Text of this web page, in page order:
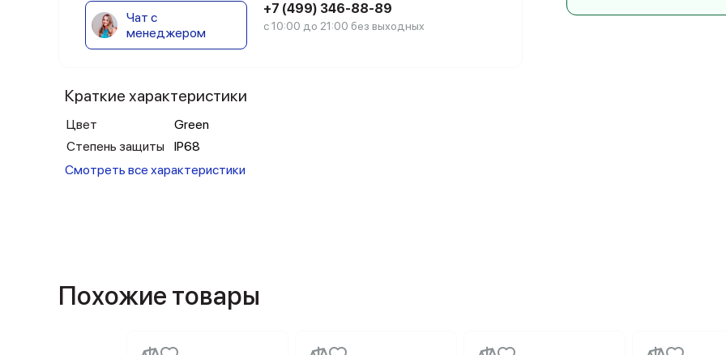
Чат с
менеджером
+7 (499) 346-88-89
с 10:00 до 21:00 без выходных
Краткие характеристики
Цвет
Green
Степень защиты
IP68
Смотреть все характеристики
Похожие товары